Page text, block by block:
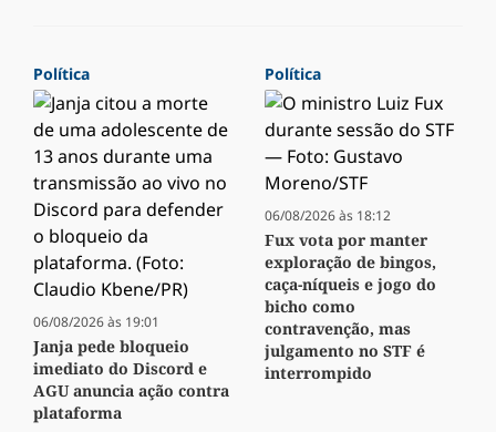
Política
06/08/2026 às 19:01
Janja pede bloqueio
imediato do Discord e
AGU anuncia ação contra
plataforma
Política
06/08/2026 às 18:12
Fux vota por manter
exploração de bingos,
caça-níqueis e jogo do
bicho como
contravenção, mas
julgamento no STF é
interrompido